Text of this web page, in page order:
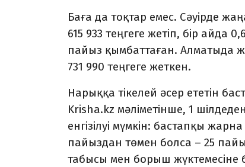
Баға да тоқтар емес. Сәуірде
615 933 теңгеге жетіп, бір
пайыз қымбат­таған. Алматыда
731 990 теңгеге жеткен.
Нарыққа тікелей әсер ететін
Krisha.kz мәліметінше, 1
енгізілуі мүмкін: бастапқы
пайыздан төмен болса – 25
табысы мен борыш жүктемесіне